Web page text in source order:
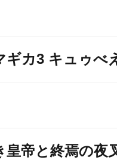
カ3 キュゥべ
帝と終焉の夜